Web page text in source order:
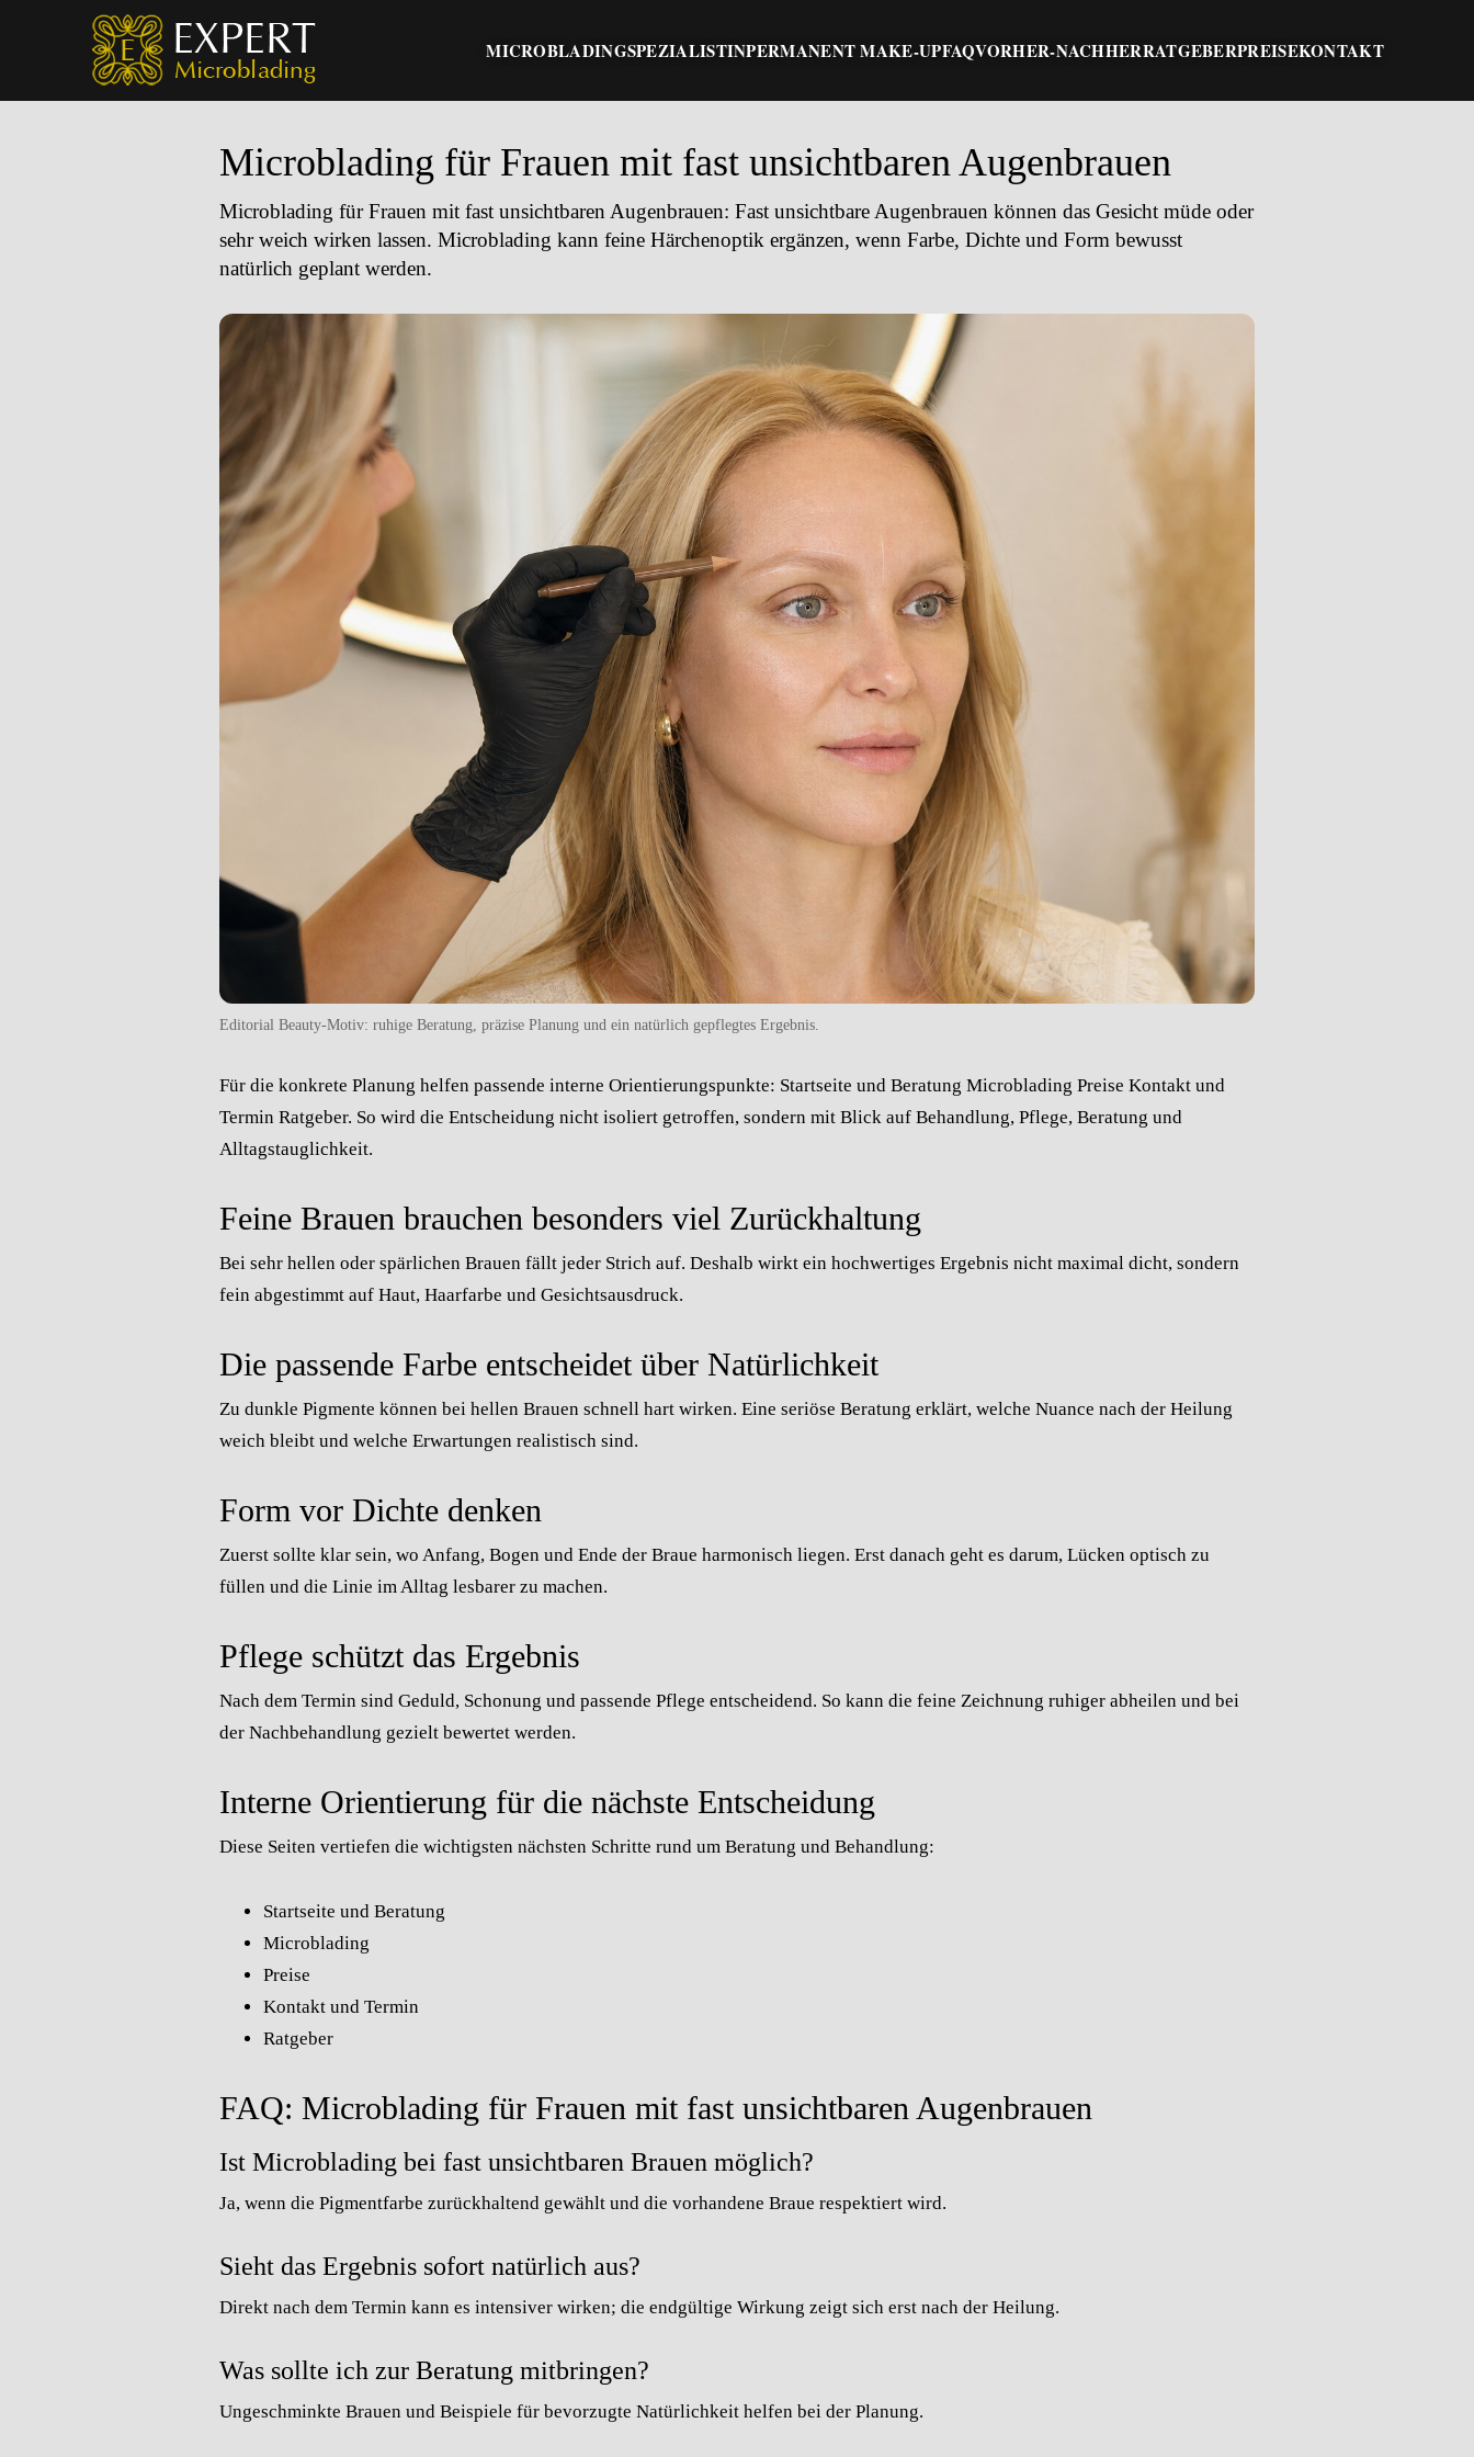
MICROBLADINGSPEZIALISTINPERMANENT MAKE-UPFAQVORHER-NACHHERRATGEBERPREISEKONTAKT
Microblading für Frauen mit fast unsichtbaren Augenbrauen
Microblading für Frauen mit fast unsichtbaren Augenbrauen: Fast unsichtbare Augenbrauen können das Gesicht müde oder
sehr weich wirken lassen. Microblading kann feine Härchenoptik ergänzen, wenn Farbe, Dichte und Form bewusst
natürlich geplant werden.
Editorial Beauty-Motiv: ruhige Beratung, präzise Planung und ein natürlich gepflegtes Ergebnis.
Für die konkrete Planung helfen passende interne Orientierungspunkte: Startseite und Beratung Microblading Preise Kontakt und
Termin Ratgeber. So wird die Entscheidung nicht isoliert getroffen, sondern mit Blick auf Behandlung, Pflege, Beratung und
Alltagstauglichkeit.
Feine Brauen brauchen besonders viel Zurückhaltung
Bei sehr hellen oder spärlichen Brauen fällt jeder Strich auf. Deshalb wirkt ein hochwertiges Ergebnis nicht maximal dicht, sondern
fein abgestimmt auf Haut, Haarfarbe und Gesichtsausdruck.
Die passende Farbe entscheidet über Natürlichkeit
Zu dunkle Pigmente können bei hellen Brauen schnell hart wirken. Eine seriöse Beratung erklärt, welche Nuance nach der Heilung
weich bleibt und welche Erwartungen realistisch sind.
Form vor Dichte denken
Zuerst sollte klar sein, wo Anfang, Bogen und Ende der Braue harmonisch liegen. Erst danach geht es darum, Lücken optisch zu
füllen und die Linie im Alltag lesbarer zu machen.
Pflege schützt das Ergebnis
Nach dem Termin sind Geduld, Schonung und passende Pflege entscheidend. So kann die feine Zeichnung ruhiger abheilen und bei
der Nachbehandlung gezielt bewertet werden.
Interne Orientierung für die nächste Entscheidung
Diese Seiten vertiefen die wichtigsten nächsten Schritte rund um Beratung und Behandlung:
Startseite und Beratung
Microblading
Preise
Kontakt und Termin
Ratgeber
FAQ: Microblading für Frauen mit fast unsichtbaren Augenbrauen
Ist Microblading bei fast unsichtbaren Brauen möglich?
Ja, wenn die Pigmentfarbe zurückhaltend gewählt und die vorhandene Braue respektiert wird.
Sieht das Ergebnis sofort natürlich aus?
Direkt nach dem Termin kann es intensiver wirken; die endgültige Wirkung zeigt sich erst nach der Heilung.
Was sollte ich zur Beratung mitbringen?
Ungeschminkte Brauen und Beispiele für bevorzugte Natürlichkeit helfen bei der Planung.